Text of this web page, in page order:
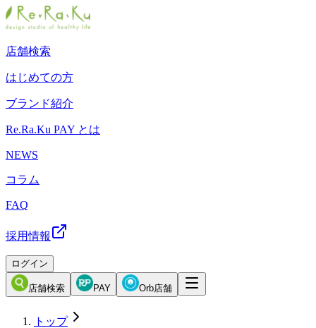
店舗検索
はじめての方
ブランド紹介
Re.Ra.Ku PAY とは
NEWS
コラム
FAQ
採用情報
ログイン
店舗検索 PAY Orb店舗
トップ